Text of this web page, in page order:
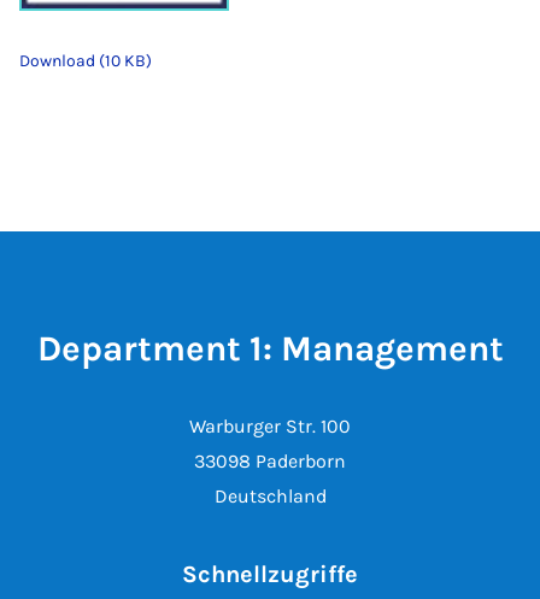
Download (10 KB)
Department 1: Management
Warburger Str. 100
33098 Paderborn
Deutschland
Schnellzugriffe